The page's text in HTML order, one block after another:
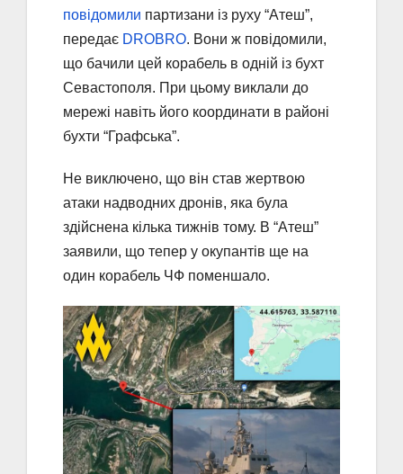
повідомили партизани із руху “Атеш”,
передає DROBRO. Вони ж повідомили,
що бачили цей корабель в одній із бухт
Севастополя. При цьому виклали до
мережі навіть його координати в районі
бухти “Графська”.
Не виключено, що він став жертвою
атаки надводних дронів, яка була
здійснена кілька тижнів тому. В “Атеш”
заявили, що тепер у окупантів ще на
один корабель ЧФ поменшало.